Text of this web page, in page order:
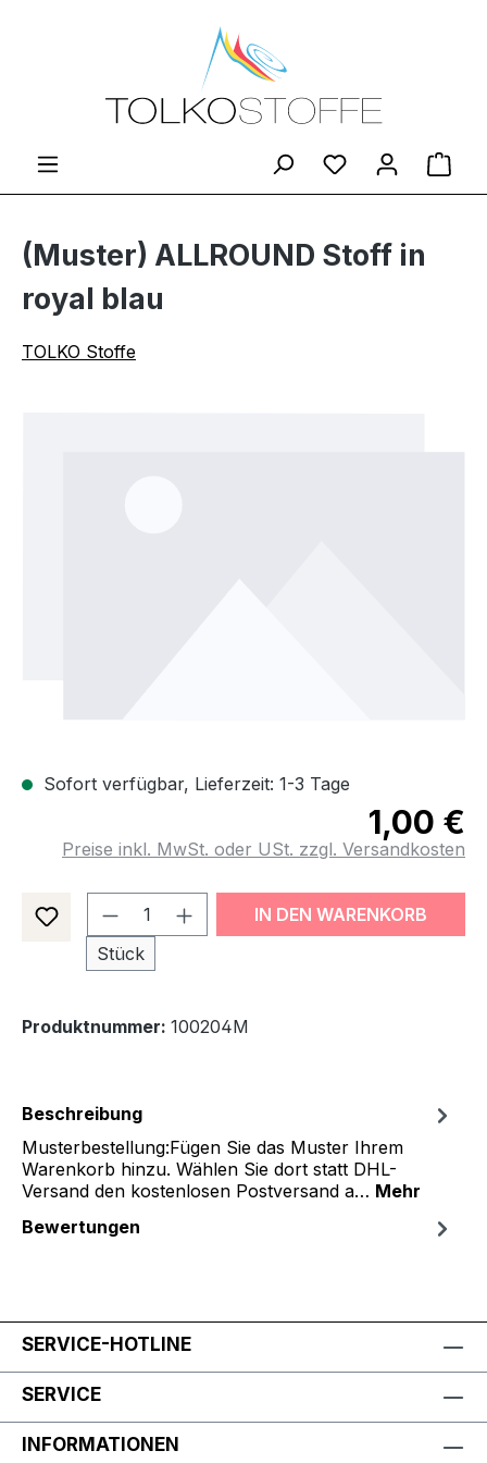
Zum Hauptinhalt springen
Du hast 0
(Muster) ALLROUND Stoff in
royal blau
TOLKO Stoffe
Sofort verfügbar, Lieferzeit: 1-3 Tage
1,00 €
Preise inkl. MwSt. oder USt. zzgl. Versandkosten
Produkt Anzahl: Gib den
Stück
IN DEN WARENKORB
Produktnummer: 100204M
Beschreibung
Musterbestellung:Fügen Sie das Muster Ihrem
Warenkorb hinzu. Wählen Sie dort statt DHL-
Versand den kostenlosen Postversand a… Mehr
Bewertungen
SERVICE-HOTLINE
SERVICE
INFORMATIONEN